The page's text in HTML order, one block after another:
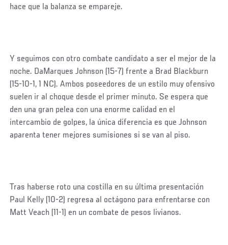
hace que la balanza se empareje.
Y seguimos con otro combate candidato a ser el mejor de la
noche. DaMarques Johnson (15-7) frente a Brad Blackburn
(15-10-1, 1 NC). Ambos poseedores de un estilo muy ofensivo
suelen ir al choque desde el primer minuto. Se espera que
den una gran pelea con una enorme calidad en el
intercambio de golpes, la única diferencia es que Johnson
aparenta tener mejores sumisiones si se van al piso.
Tras haberse roto una costilla en su última presentación
Paul Kelly (10-2) regresa al octágono para enfrentarse con
Matt Veach (11-1) en un combate de pesos livianos.